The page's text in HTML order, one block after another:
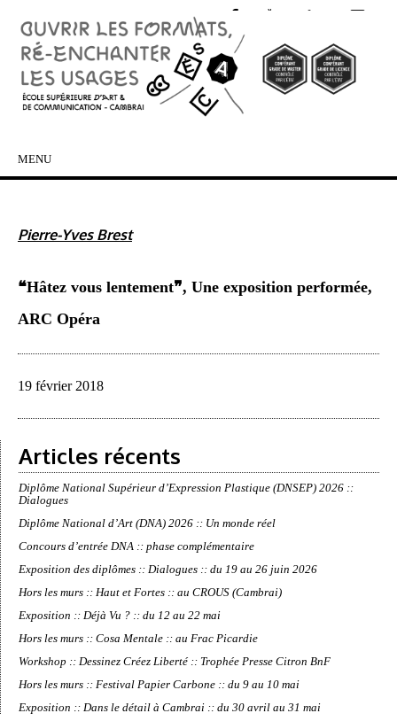
MENU
Pierre-Yves Brest
❝Hâtez vous lentement❞, Une exposition performée,
ARC Opéra
19 février 2018
Articles récents
Diplôme National Supérieur d’Expression Plastique (DNSEP) 2026 ::
Dialogues
Diplôme National d’Art (DNA) 2026 :: Un monde réel
Concours d’entrée DNA :: phase complémentaire
Exposition des diplômes :: Dialogues :: du 19 au 26 juin 2026
Hors les murs :: Haut et Fortes :: au CROUS (Cambrai)
Exposition :: Déjà Vu ? :: du 12 au 22 mai
Hors les murs :: Cosa Mentale :: au Frac Picardie
Workshop :: Dessinez Créez Liberté :: Trophée Presse Citron BnF
Hors les murs :: Festival Papier Carbone :: du 9 au 10 mai
Exposition :: Dans le détail à Cambrai :: du 30 avril au 31 mai